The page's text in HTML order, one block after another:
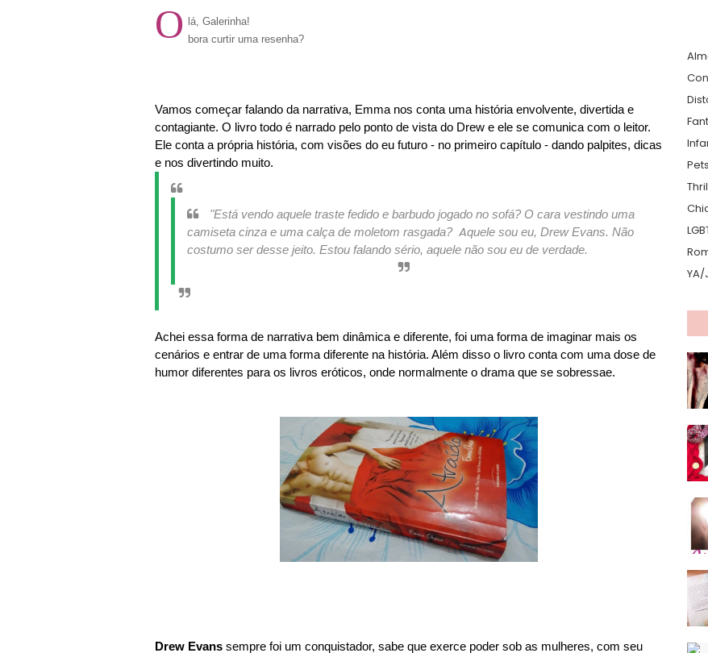
O
lá, Galerinha!
bora curtir uma resenha?
Vamos começar falando da narrativa, Emma nos conta uma história envolvente, divertida e
contagiante. O livro todo é narrado pelo ponto de vista do Drew e ele se comunica com o leitor.
Ele conta a própria história, com visões do eu futuro - no primeiro capítulo - dando palpites, dicas
e nos divertindo muito.
"Está vendo aquele traste fedido e barbudo jogado no sofá? O cara vestindo uma
camiseta cinza e uma calça de moletom rasgada?Aquele sou eu, Drew Evans. Não
costumo ser desse jeito. Estou falando sério, aquele não sou eu de verdade.
Achei essa forma de narrativa bem dinâmica e diferente, foi uma forma de imaginar mais os
cenários e entrar de uma forma diferente na história. Além disso o livro conta com uma dose de
humor diferentes para os livros eróticos, onde normalmente o drama que se sobressae.
Drew Evans sempre foi um conquistador, sabe que exerce poder sob as mulheres, com seu
Pets